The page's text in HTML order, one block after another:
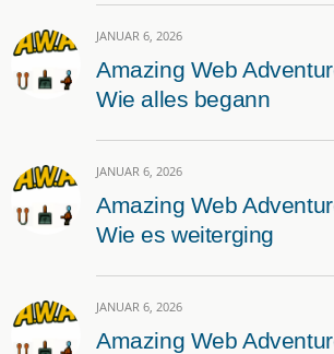
JANUAR 6, 2026
Amazing Web
Wie alles begann
JANUAR 6, 2026
Amazing Web
Wie es weiterging
JANUAR 6, 2026
Amazing Web